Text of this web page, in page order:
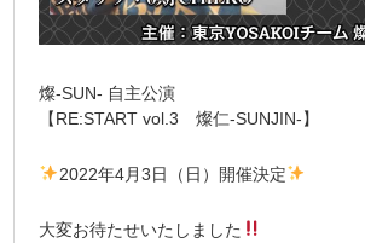
燦-SUN- 自主公演
【RE:START vol.3 燦仁-SUNJIN-】
2022年4月3日（日）開催決定
大変お待たせいたしました